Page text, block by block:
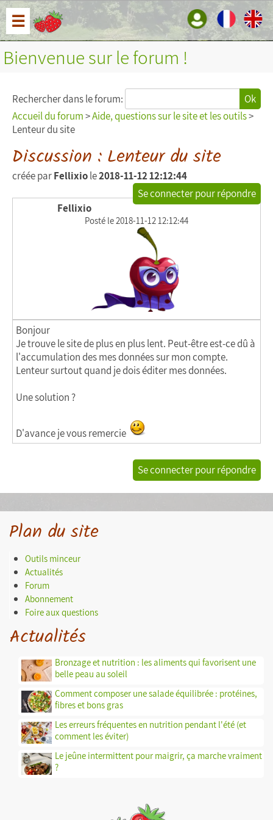
☰
Bienvenue sur le forum !
Rechercher dans le forum:
Ok
Accueil du forum>Aide, questions sur le site et les outils>
Lenteur du site
Discussion : Lenteur du site
créée parFellixiole2018-11-12 12:12:44
Se connecter pour répondre
Fellixio
Posté le 2018-11-12 12:12:44
Bonjour
Je trouve le site de plus en plus lent. Peut-être est-ce dû à
l'accumulation des mes données sur mon compte.
Lenteur surtout quand je dois éditer mes données.
Une solution ?
D'avance je vous remercie
Se connecter pour répondre
Plan du site
Outils minceur
Actualités
Forum
Abonnement
Foire aux questions
Actualités
Bronzage et nutrition : les aliments qui favorisent une
belle peau au soleil
Comment composer une salade équilibrée : protéines,
fibres et bons gras
Les erreurs fréquentes en nutrition pendant l'été (et
comment les éviter)
Le jeûne intermittent pour maigrir, ça marche vraiment
?